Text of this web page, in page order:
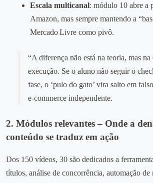
Escala multicanal: módulo 10 abre a
Amazon, mas sempre mantendo a
Mercado Livre como pivô.
“A diferença não está na teoria, mas na
execução. Se o aluno não seguir o
fase, o ‘pulo do gato’ vira salto em
e‑commerce independente.
2. Módulos relevantes – Onde a
conteúdo se traduz em ação
Dos 150 vídeos, 30 são dedicados a
títulos, análise de concorrência, automação de